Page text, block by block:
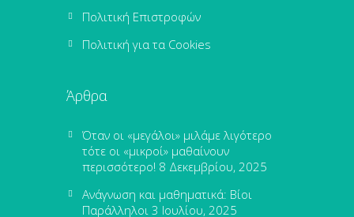
Πολιτική Επιστροφών
Πολιτική για τα Cookies
Άρθρα
Όταν οι «μεγάλοι» μιλάμε λιγότερο
τότε οι «μικροί» μαθαίνουν
περισσότερο! 8 Δεκεμβρίου, 2025
Ανάγνωση και μαθηματικά: Βίοι
Παράλληλοι 3 Ιουλίου, 2025